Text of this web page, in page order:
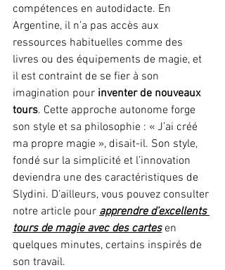
compétences en autodidacte. En
Argentine, il n’a pas accès aux
ressources habituelles comme des
livres ou des équipements de magie, et
il est contraint de se fier à son
imagination pour inventer de nouveaux
tours. Cette approche autonome forge
son style et sa philosophie : « J’ai créé
ma propre magie », disait-il. Son style,
fondé sur la simplicité et l’innovation
deviendra une des caractéristiques de
Slydini. D’ailleurs, vous pouvez consulter
notre article pour apprendre d’excellents
tours de magie avec des cartes en
quelques minutes, certains inspirés de
son travail.